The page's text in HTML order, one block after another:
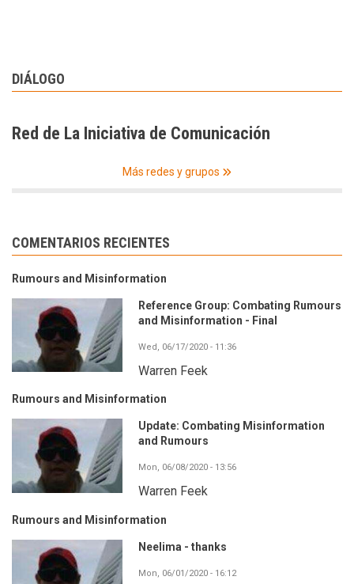
DIÁLOGO
Red de La Iniciativa de Comunicación
Más redes y grupos
COMENTARIOS RECIENTES
Rumours and Misinformation
Reference Group: Combating Rumours
and Misinformation - Final
Wed, 06/17/2020 - 11:36
Warren Feek
Rumours and Misinformation
Update: Combating Misinformation
and Rumours
Mon, 06/08/2020 - 13:56
Warren Feek
Rumours and Misinformation
Neelima - thanks
Mon, 06/01/2020 - 16:12